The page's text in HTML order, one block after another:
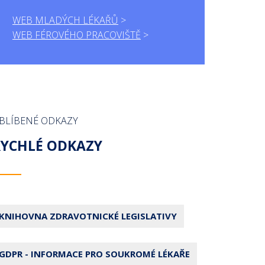
WEB MLADÝCH LÉKAŘŮ
WEB FÉROVÉHO PRACOVIŠTĚ
ODKAZY
ODKAZY
ZDRAVOTNICKÉ LEGISLATIVY
- INFORMACE PRO SOUKROMÉ LÉKAŘE